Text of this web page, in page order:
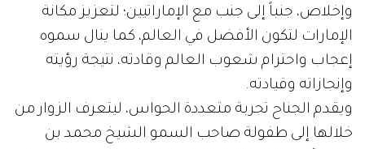
وإخلاص، جنباً إلى جنب مع الإماراتيين؛ لتعزيز مكانة
الإمارات لتكون الأفضل في العالم، كما ينال سموه
إعجاب واحترام شعوب العالم وقادته، نتيجة رؤيته
وإنجازاته وقيادته.
ويقدم الجناح تجربة متعددة الحواس، ليتعرف الزوار من
خلالها إلى طفولة صاحب السمو الشيخ محمد بن